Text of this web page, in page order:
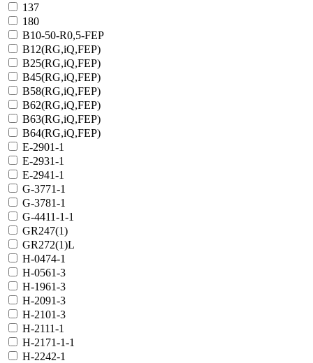
137
180
B10-50-R0,5-FEP
B12(RG,iQ,FEP)
B25(RG,iQ,FEP)
B45(RG,iQ,FEP)
B58(RG,iQ,FEP)
B62(RG,iQ,FEP)
B63(RG,iQ,FEP)
B64(RG,iQ,FEP)
E-2901-1
E-2931-1
E-2941-1
G-3771-1
G-3781-1
G-4411-1-1
GR247(1)
GR272(1)L
H-0474-1
H-0561-3
H-1961-3
H-2091-3
H-2101-3
H-2111-1
H-2171-1-1
H-2242-1